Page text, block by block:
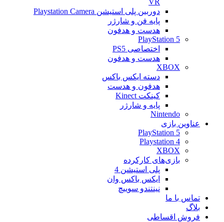
VR
دوربین پلی استیشن Playstation Camera
پایه فن و شارژر
هدست و هدفون
PlayStation 5
اختصاصی PS5
هدست و هدفون
XBOX
دسته ایکس باکس
هدفون و هدست
کینکت Kinect
پایه و شارژر
Nintendo
عناوین بازی
PlayStation 5
Playstation 4
XBOX
بازی‌های کارکرده
پلی استیشن 4
ایکس باکس وان
نینتندو سوییچ
تماس با ما
بلاگ
فروش اقساطی